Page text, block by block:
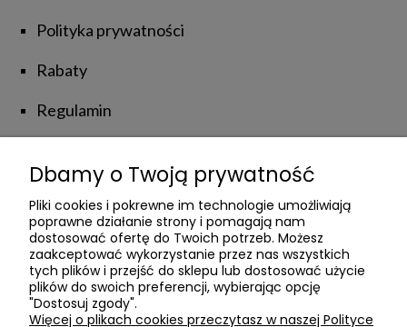
Polityka prywatności
Rabaty
Regulamin
NATUROLOVE
Kontakt z Nami
Poznajmy się
Dbamy o Twoją prywatność
Pliki cookies i pokrewne im technologie umożliwiają
poprawne działanie strony i pomagają nam
dostosować ofertę do Twoich potrzeb. Możesz
zaakceptować wykorzystanie przez nas wszystkich
tych plików i przejść do sklepu lub dostosować użycie
plików do swoich preferencji, wybierając opcję
"Dostosuj zgody".
Więcej o plikach cookies przeczytasz w naszej Polityce